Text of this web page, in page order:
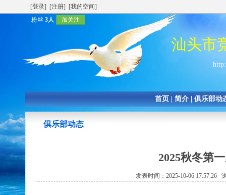
[登录] [注册]
[我的空间]
粉丝 3人 加关注
汕头市
首页 简介 俱乐部动
俱乐部动态
2025秋冬第
发表时间：2025-10-06 17:57:26